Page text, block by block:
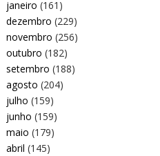
janeiro (161)
dezembro (229)
novembro (256)
outubro (182)
setembro (188)
agosto (204)
julho (159)
junho (159)
maio (179)
abril (145)